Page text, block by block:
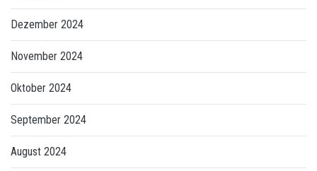
Dezember 2024
November 2024
Oktober 2024
September 2024
August 2024